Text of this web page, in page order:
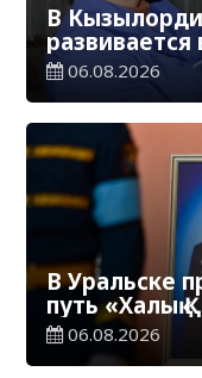
В
06.08.2026
В Уральске
путь «Халық
Степановича
06.08.2026